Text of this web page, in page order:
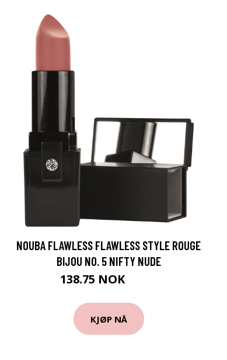
NOUBA FLAWLESS FLAWLESS STYLE ROUGE
BIJOU NO. 5 NIFTY NUDE
138.75 NOK
KJØP NÅ